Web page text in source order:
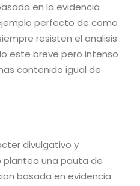
en la evidencia
perfecto de como
resisten el analisis
este breve pero intenso
contenido igual de
divulgativo y
plantea una pauta de
basada en evidencia